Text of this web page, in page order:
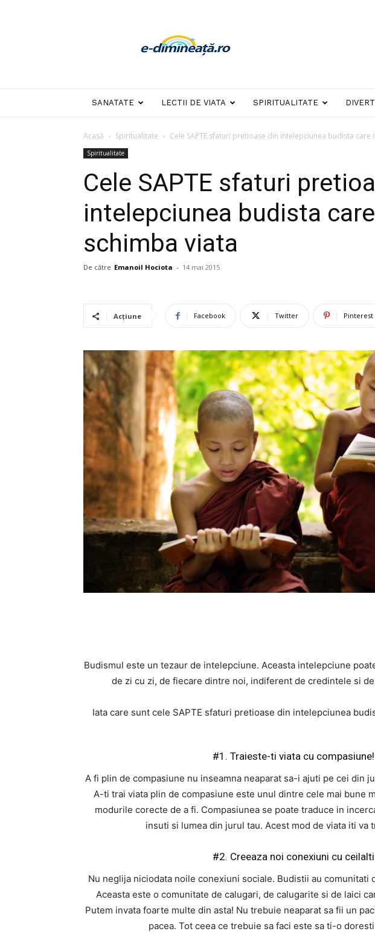
dimineata
SANATATE LECTII DE VIATA SPIRITUALITATE
Acasă Spiritualitate Cele SAPTE sfaturi pretioase din intelepciunea budista care
Spiritualitate
Cele SAPTE sfaturi
intelepciunea budista
schimba viata
De către Emanoil Hociota - 14 mai 2015
Acțiune Facebook Twitter Pinterest
Budismul este un tezaur de intelepciune. Aceasta intelepciune
de zi cu zi, de fiecare dintre noi, indiferent de credintele si
Iata care sunt cele SAPTE sfaturi pretioase din intelepciunea
#1. Traieste-ti viata cu compasiune!
A fi plin de compasiune nu inseamna neaparat sa-i ajuti pe cei din
A-ti trai viata plin de compasiune este unul dintre cele mai bune
modurile corecte de a fi. Compasiunea se poate traduce in
insuti si lumea din jurul tau. Acest mod de viata iti va
#2. Creeaza noi conexiuni cu ceilalti
Nu neglija niciodata noile conexiuni sociale. Budistii au comunitati
Aceasta este o comunitate de calugari, de calugarite si de laici
Putem invata foarte multe din asta! Nu trebuie neaparat sa fii un
pacea. Tot ceea ce trebuie sa faci este sa ti-o